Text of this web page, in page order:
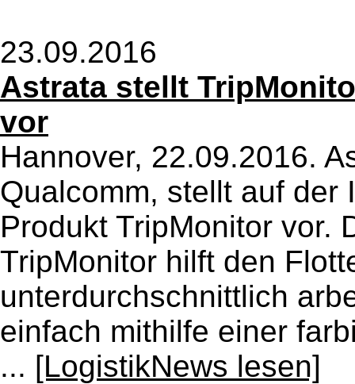
23.09.2016
Astrata stellt
vor
Hannover, 22.09.2016.
Qualcomm, stellt auf der
Produkt TripMonitor vor.
TripMonitor hilft den
unterdurchschnittlich
einfach mithilfe einer
... [LogistikNews lesen]